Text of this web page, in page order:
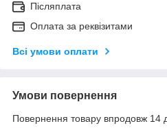
Післяплата
Оплата за реквізитами
Всі умови оплати
Умови повернення
Повернення товару впродовж 14